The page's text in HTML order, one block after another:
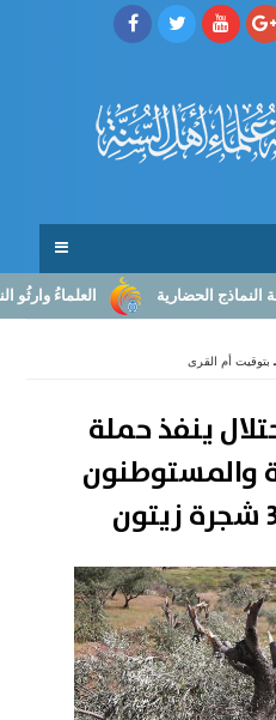
العلماءُ وارثُو النبوّة:
بتوقيت أم القرى
ينفذ حملة
والمستوطنون